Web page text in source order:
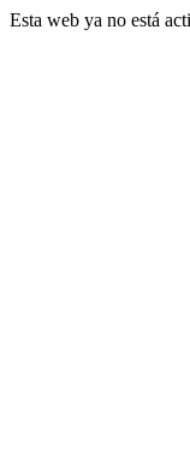
Esta web ya no está